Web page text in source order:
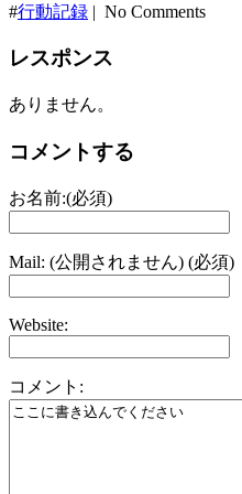
#行動記録 | No Comments
レスポンス
ありません。
コメントする
お名前:(必須)
Mail: (公開されません) (必須)
Website:
コメント: